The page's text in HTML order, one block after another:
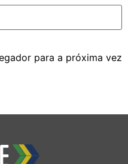
para a próxima vez